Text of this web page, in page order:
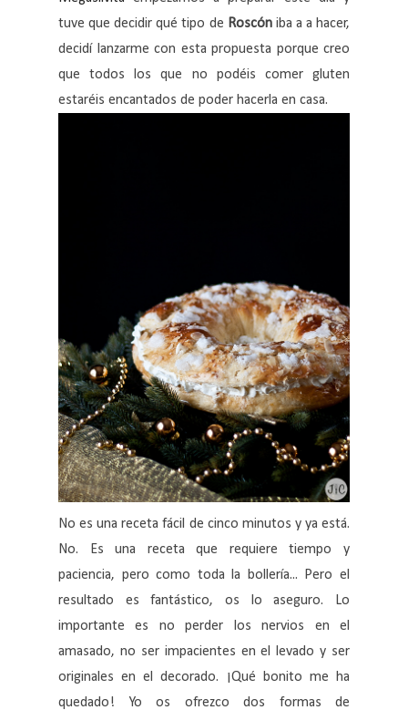
tuve que decidir qué tipo de Roscóniba a a hacer,
decidí lanzarme con esta propuesta porque creo
que todos los que no podéis comer gluten
estaréis encantados de poder hacerla en casa.
No es una receta fácil de cinco minutos y ya está.
No. Es una receta que requiere tiempo y
paciencia, pero como toda la bollería... Pero el
resultado es fantástico, os lo aseguro. Lo
importante es no perder los nervios en el
amasado, no ser impacientes en el levado y ser
originales en el decorado. ¡Qué bonito me ha
quedado! Yo os ofrezco dos formas de